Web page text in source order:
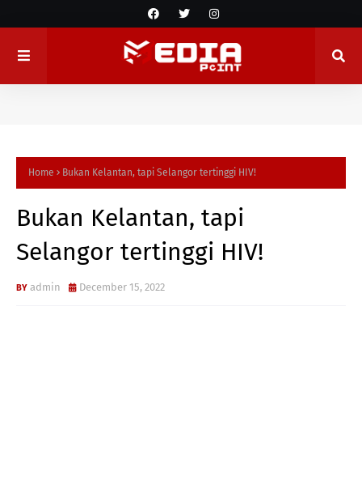
Home Bukan Kelantan, tapi Selangor tertinggi HIV!
Bukan Kelantan, tapi
Selangor tertinggi HIV!
admin December 15, 2022